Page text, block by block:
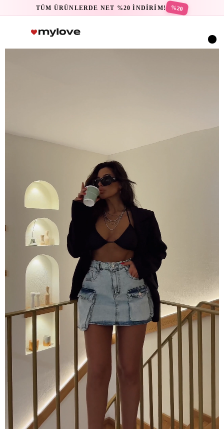
TÜM ÜRÜNLERDE NET %20 İNDİRİM! %20